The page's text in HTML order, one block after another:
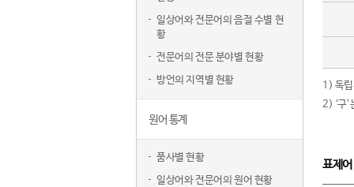
일상어와 전문어의 음절 수별 현
황
전문어의 전문 분야별 현황
방언의 지역별 현황
원어 통계
품사별 현황
일상어와 전문어의 원어 현황
1) 독립
2) ‘구
표제